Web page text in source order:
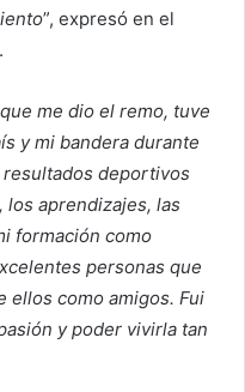
”, expresó en el
me dio el remo, tuve
y mi bandera durante
resultados deportivos
los aprendizajes, las
formación como
personas que
ellos como amigos. Fui
y poder vivirla tan